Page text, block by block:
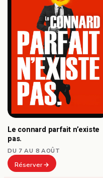
Le connard parfait n’existe
pas.
DU 7 AU 8 AOÛT
Réserver